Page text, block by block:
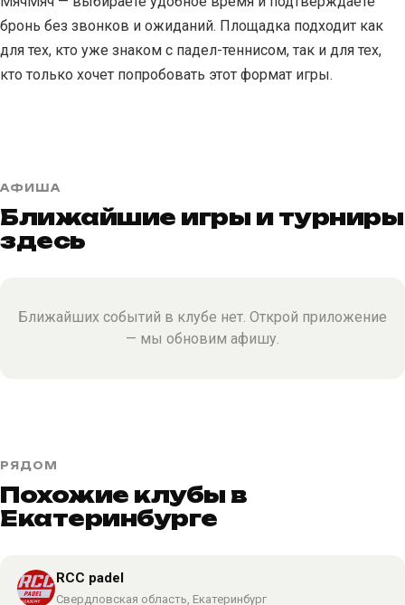
бронь без звонков и ожиданий. Площадка подходит как
для тех, кто уже знаком с падел-теннисом, так и для тех,
кто только хочет попробовать этот формат игры.
АФИША
Ближайшие игры и турниры
здесь
Ближайших событий в клубе нет. Открой приложение
— мы обновим афишу.
РЯДОМ
Похожие клубы в
Екатеринбурге
RCC padel
Свердловская область, Екатеринбург